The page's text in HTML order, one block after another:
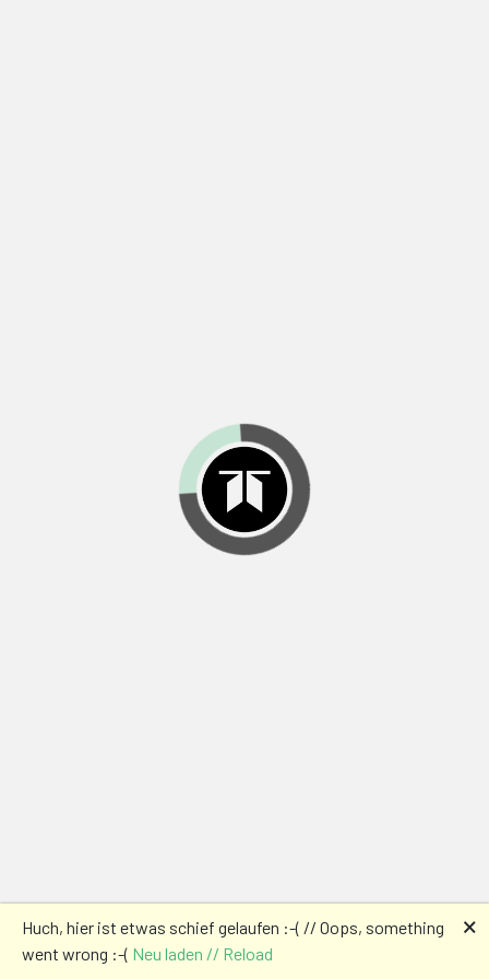
Huch, hier ist etwas schief gelaufen :-( // Oops, something
went wrong :-( Neu laden // Reload
🗙